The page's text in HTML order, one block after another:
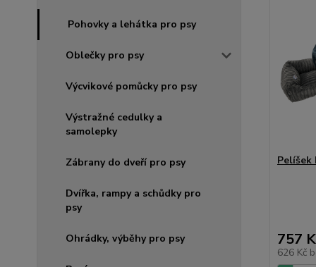
Pohovky a lehátka pro psy
Oblečky pro psy
Výcvikové pomůcky pro psy
Výstražné cedulky a
samolepky
Zábrany do dveří pro psy
Dvířka, rampy a schůdky pro
psy
Ohrádky, výběhy pro psy
Pelíšek
757
626 Kč